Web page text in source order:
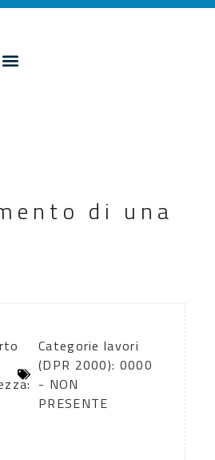
di una
Categorie lavori
(DPR 2000): 0000
- NON
PRESENTE